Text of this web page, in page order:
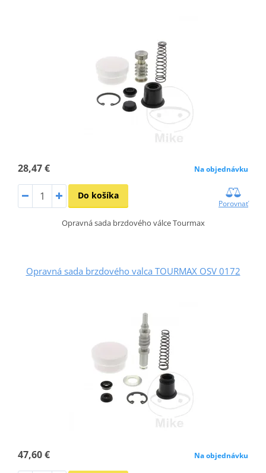
28,47 € Na objednávku
Do košíka
Porovnať
Opravná sada brzdového válce Tourmax
Opravná sada brzdového valca TOURMAX OSV 0172
47,60 € Na objednávku